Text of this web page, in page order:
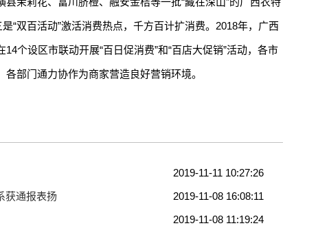
“双百活动”激活消费热点，千方百计扩消费。2018年，广西
个设区市联动开展“百日促消费”和“百店大促销”活动，各市
部门通力协作为商家营造良好营销环境。
2019-11-11 10:27:26
2019-11-08 16:08:11
获通报表扬
2019-11-08 11:19:24